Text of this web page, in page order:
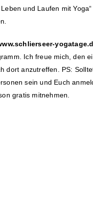
und Laufen mit Yoga“
Ich freue mich, den
dort anzutreffen. PS:
sein und Euch
gratis mitnehmen.